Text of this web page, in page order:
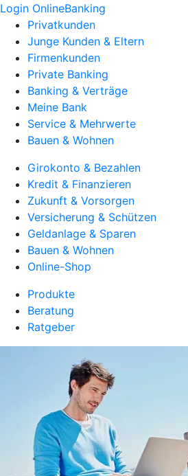
Login OnlineBanking
Privatkunden
Junge Kunden & Eltern
Firmenkunden
Private Banking
Banking & Verträge
Meine Bank
Service & Mehrwerte
Bauen & Wohnen
Girokonto & Bezahlen
Kredit & Finanzieren
Zukunft & Vorsorgen
Versicherung & Schützen
Geldanlage & Sparen
Bauen & Wohnen
Online-Shop
Produkte
Beratung
Ratgeber